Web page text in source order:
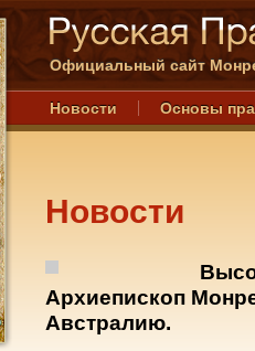
Официальный сайт
Новости Основы
Новости
Архиепископ
Австралию.